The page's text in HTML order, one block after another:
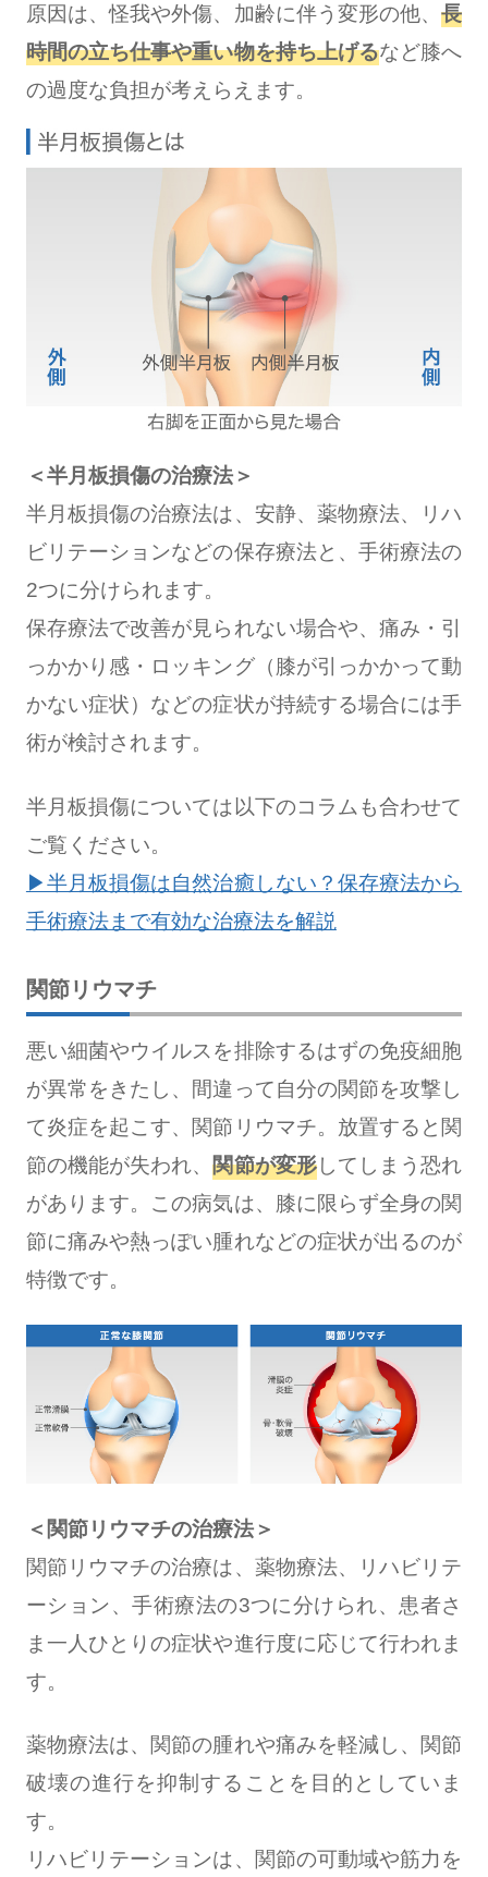
原因は、怪我や外傷、加齢に伴う変形の他、長
時間の立ち仕事や重い物を持ち上げるなど膝へ
の過度な負担が考えらえます。
＜半月板損傷の治療法＞
半月板損傷の治療法は、安静、薬物療法、リハ
ビリテーションなどの保存療法と、手術療法の
2つに分けられます。
保存療法で改善が見られない場合や、痛み・引
っかかり感・ロッキング（膝が引っかかって動
かない症状）などの症状が持続する場合には手
術が検討されます。
半月板損傷については以下のコラムも合わせて
ご覧ください。
▶半月板損傷は自然治癒しない？保存療法から
手術療法まで有効な治療法を解説
関節リウマチ
悪い細菌やウイルスを排除するはずの免疫細胞
が異常をきたし、間違って自分の関節を攻撃し
て炎症を起こす、関節リウマチ。放置すると関
節の機能が失われ、関節が変形してしまう恐れ
があります。この病気は、膝に限らず全身の関
節に痛みや熱っぽい腫れなどの症状が出るのが
特徴です。
＜関節リウマチの治療法＞
関節リウマチの治療は、薬物療法、リハビリテ
ーション、手術療法の3つに分けられ、患者さ
ま一人ひとりの症状や進行度に応じて行われま
す。
薬物療法は、関節の腫れや痛みを軽減し、関節
破壊の進行を抑制することを目的としていま
す。
リハビリテーションは、関節の可動域や筋力を